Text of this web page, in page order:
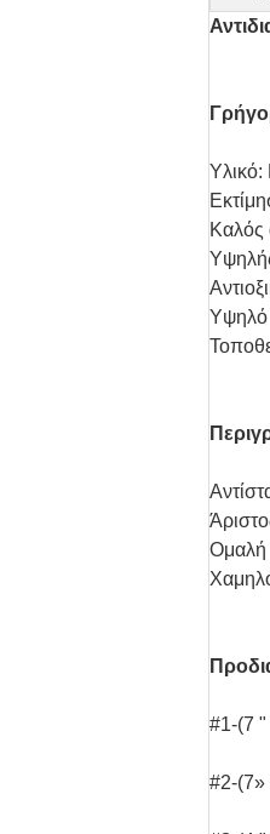
Καλός
Υψηλό
Ομαλή
#1-(7
#2-(7»